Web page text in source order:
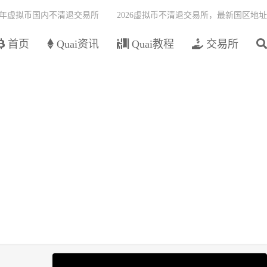
首页 Quai资讯 Quai教程 交易所
虚拟币国内不清退交易所 2026虚拟币不清退交易所，最新国区地址